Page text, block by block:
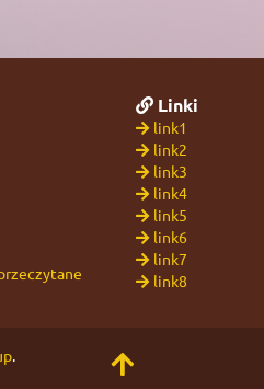
Linki
link1
link2
link3
link4
link5
link6
link7
link8
.